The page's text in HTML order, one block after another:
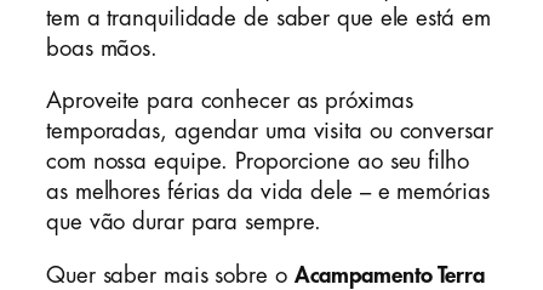
tem a tranquilidade de saber que ele está em
boas mãos.
Aproveite para conhecer as próximas
temporadas, agendar uma visita ou conversar
com nossa equipe. Proporcione ao seu filho
as melhores férias da vida dele – e memórias
que vão durar para sempre.
Quer saber mais sobre o Acampamento Terra